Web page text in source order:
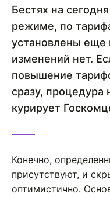
Бестях на
режиме, по
установлены еще
изменений нет.
повышение
сразу, процедура
курирует
Конечно,
присутствуют, и
оптимистично.